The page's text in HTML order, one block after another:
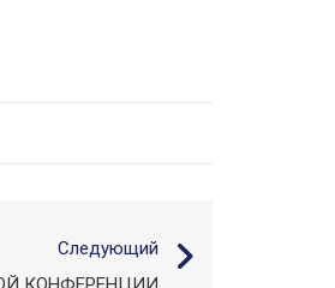
Следующий